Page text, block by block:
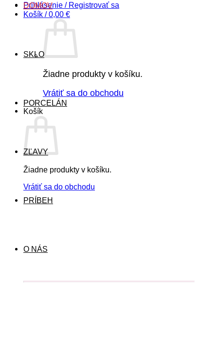
Prihlásenie / Registrovať sa
Košík /0,00 €
Žiadne produkty v košíku.
Vrátiť sa do obchodu
Košík
Žiadne produkty v košíku.
Vrátiť sa do obchodu
DOMOV
SKLO
PORCELÁN
ZĽAVY
PRÍBEH
O NÁS